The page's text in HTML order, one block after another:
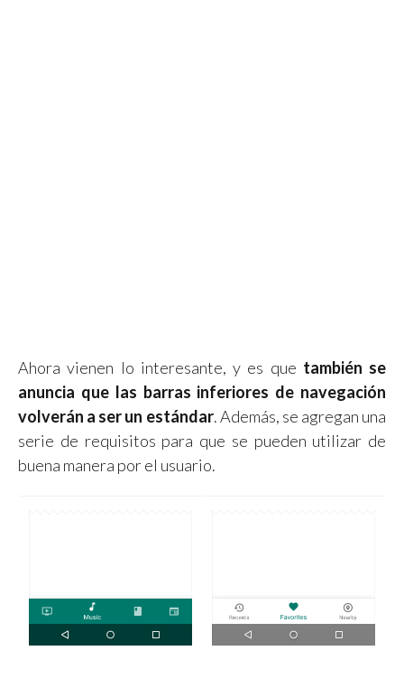
Ahora vienen lo interesante, y es que también se
anuncia que las barras inferiores de navegación
volverán a ser un estándar. Además, se agregan una
serie de requisitos para que se pueden utilizar de
buena manera por el usuario.